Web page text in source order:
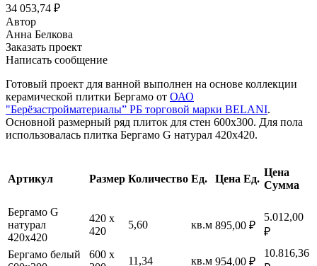
34 053,74 ₽
Автор
Анна Белкова
Заказать проект
Написать сообщение
Готовый проект для ванной выполнен на основе коллекции
керамической плитки Бергамо от ОАО
"Берёзастройматериалы” РБ торговой марки BELANI.
Основной размерный ряд плиток для стен 600х300. Для пола
использовалась плитка Бергамо G натурал 420х420.
Артикул Размер Количество Ед. Цена Ед.
Цена
Сумма
Бергамо G
натурал
420х420
420 х
420
5,60 кв.м 895,00 ₽
5.012,00
₽
Бергамо белый
600 х
11,34 кв.м 954,00 ₽
10.816,36